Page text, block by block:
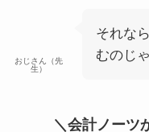
おじさん（先
生）
それなら
むのじゃ
＼会計ノーツ